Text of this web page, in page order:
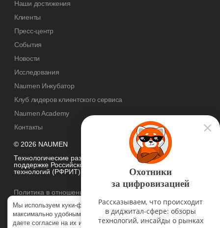
© 2026 NAUMEN
Технологические разработки осуществляются при грантовой
поддержке Российского фонда развития информационных
технологий (РФРИТ)
Политика в отношении
обработки персональных данных
Наши достижения
Клиенты
Пресс-центр
События
Новости
Исследования
Naumen Инкубатор
Клуб лидеров клиентского сервиса
Naumen Academy
Контакты
Мы используем куки-файлы, чтобы наш сайт был
максимально удобным для вас. Нажимая «Согласен», вы
даете согласие на их использование в соответствии с нашей
Охотники
за цифровизацией
Рассказываем, что происходит
в диджитал-сфере: обзоры
технологий, инсайды о рынках